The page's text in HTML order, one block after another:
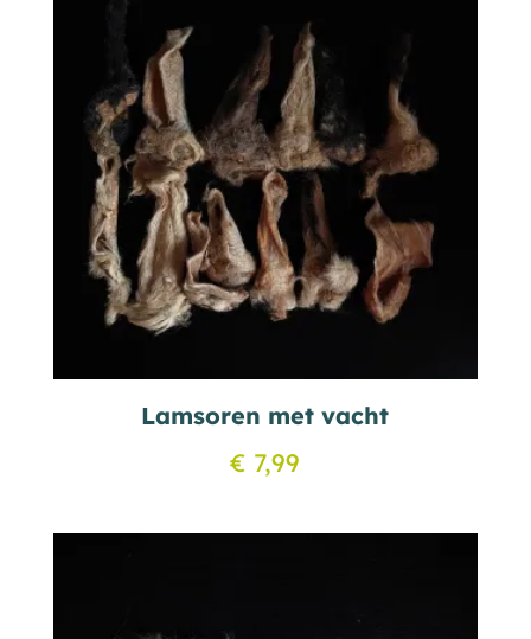
Lamsoren met vacht
€ 7,99